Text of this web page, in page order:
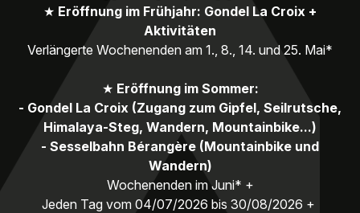
★ Eröffnung im Frühjahr: Gondel La Croix +
Aktivitäten
Verlängerte Wochenenden am 1., 8., 14. und 25. Mai*
★ Eröffnung im Sommer:
- Gondel La Croix (Zugang zum Gipfel, Seilrutsche,
Himalaya-Steg, Wandern, Mountainbike...)
- Sesselbahn Bérangère (Mountainbike und
Wandern)
Wochenenden im Juni* +
Jeden Tag vom 04/07/2026 bis 30/08/2026 +